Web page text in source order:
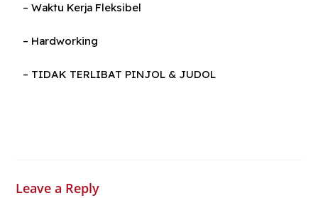
– Waktu Kerja Fleksibel
– Hardworking
– TIDAK TERLIBAT PINJOL & JUDOL
Leave a Reply